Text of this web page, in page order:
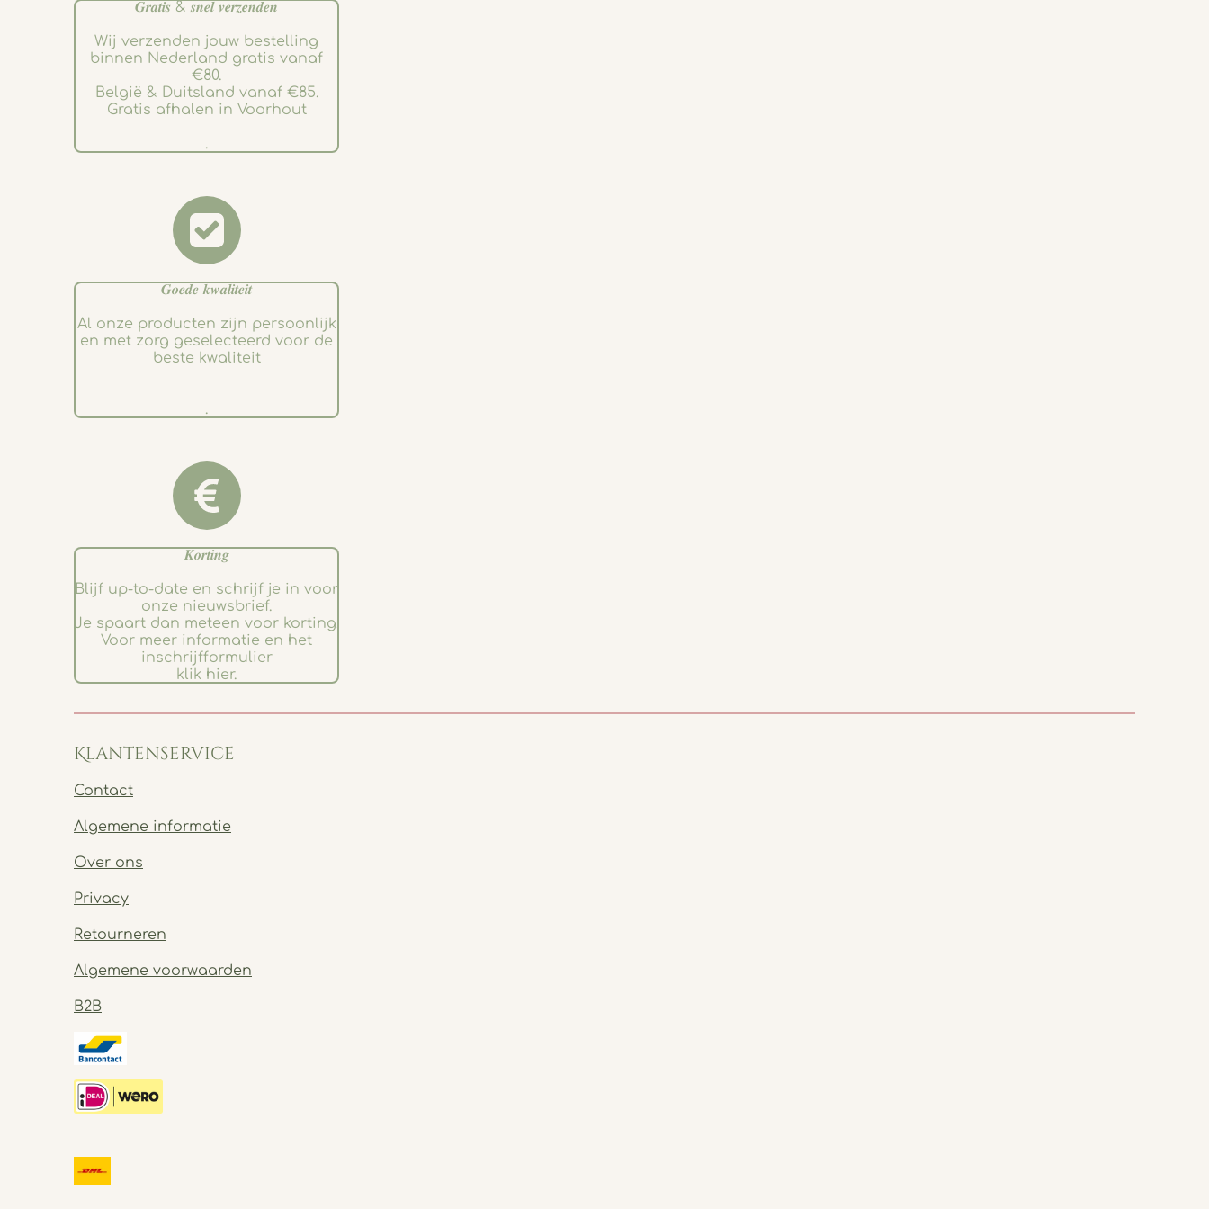
𝑮𝒓𝒂𝒕𝒊𝒔 & 𝒔𝒏𝒆𝒍 𝒗𝒆𝒓𝒛𝒆𝒏𝒅𝒆𝒏
Wij verzenden jouw bestelling
binnen Nederland gratis vanaf
€80.
België & Duitsland vanaf €85.
Gratis afhalen in Voorhout
.
𝑮𝒐𝒆𝒅𝒆 𝒌𝒘𝒂𝒍𝒊𝒕𝒆𝒊𝒕
Al onze producten zijn persoonlijk
en met zorg geselecteerd voor de
beste kwaliteit
.
𝑲𝒐𝒓𝒕𝒊𝒏𝒈
Blijf up-to-date en schrijf je in voor
onze nieuwsbrief.
Je spaart dan meteen voor korting.
Voor meer informatie en het
inschrijfformulier
klik hier.
Klantenservice
Contact
Algemene informatie
Over ons
Privacy
Retourneren
Algemene voorwaarden
B2B